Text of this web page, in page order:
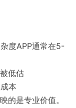
度APP通常在5-
低估
本
的是专业价值。